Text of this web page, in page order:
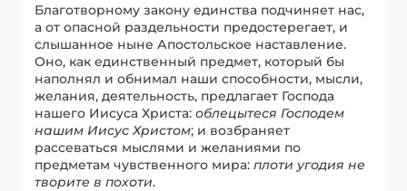
Благотворному закону единства подчиняет нас,
а от опасной раздельности предостерегает, и
слышанное ныне Апостольское наставление.
Оно, как единственный предмет, который бы
наполнял и обнимал наши способности, мысли,
желания, деятельность, предлагает Господа
нашего Иисуса Христа:облецытеся Господем
нашим Иисус Христом; и возбраняет
рассеваться мыслями и желаниями по
предметам чувственного мира:плоти угодия не
творите в похоти.